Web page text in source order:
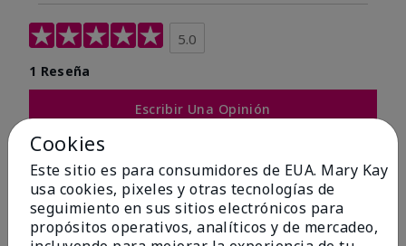
5.0
1 Reseña
Escribir Una Opinión
100%
de los encuestados recomendaría a un amigo.
5 estrellas 1
Cookies
Este sitio es para consumidores de EUA. Mary Kay
usa cookies, pixeles y otras tecnologías de
seguimiento en sus sitios electrónicos para
propósitos operativos, analíticos y de mercadeo,